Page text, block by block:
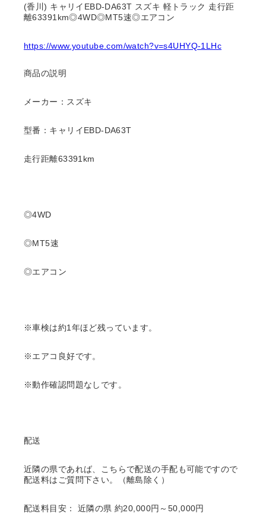
(香川) キャリイEBD-DA63T スズキ 軽トラック 走行距
離63391km◎4WD◎MT5速◎エアコン
https://www.youtube.com/watch?v=s4UHYQ-1LHc
商品の説明
メーカー：スズキ
型番：キャリイEBD-DA63T
走行距離63391km
◎4WD
◎MT5速
◎エアコン
※車検は約1年ほど残っています。
※エアコ良好です。
※動作確認問題なしです。
配送
近隣の県であれば、こちらで配送の手配も可能ですので
配送料はご質問下さい。（離島除く）
配送料目安： 近隣の県 約20,000円～50,000円